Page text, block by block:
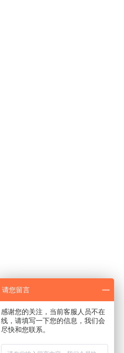
请您留言
感谢您的关注，当前客服人员不在
线，请填写一下您的信息，我们会
尽快和您联系。